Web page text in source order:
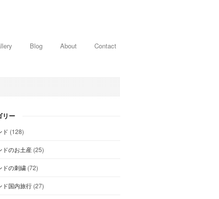
Blog About Contact
リー
ド (128)
ドのお土産 (25)
ドの刺繍 (72)
ド国内旅行 (27)